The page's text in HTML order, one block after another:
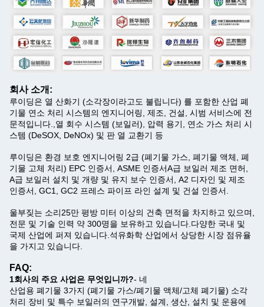
회사 소개:
루이딩은 열 산화기 (소각장이라고도 불립니다) 를 포함한 산업 폐
기물 연소 처리 시스템의 엔지니어링, 제조, 건설, 시범 서비스에 전
문적입니다.,열 회수 시스템 (보일러), 압력 용기, 연소 가스 처리 시
스템 (DeSOX, DeNOx) 및 판 열 교환기 등
루이딩은 환경 보호 엔지니어링 2급 (폐기물 가스, 폐기물 액체, 폐
기물 고체 처리) EPC 인증서, ASME 인증서A급 보일러 제조 면허,
A급 보일러 설치 및 개량 및 유지 보수 인증서, A2 디자인 및 제조
인증서, GC1, GC2 프레스 파이프 라인 설계 및 건설 인증서.
울부짖는 소리25만 평방 미터 이상의 건축 면적을 차지하고 있으며,
전문 및 기술 인력 약 300명을 보유하고 있습니다.다양한 국내 및
국제 산업에 퍼져 있습니다.석유화학 산업에서 상당한 시장 점유율
을 가지고 있습니다.
FAQ:
1회사의 주요 사업은 무엇입니까?- 네
산업용 폐기물 3가지 (폐기물 가스/폐기물 액체/고체 폐기물) 소각
처리 장비 및 특수 보일러의 연구개발, 설계, 생산, 설치 및 운용에